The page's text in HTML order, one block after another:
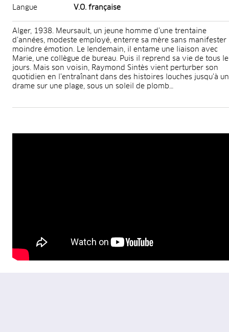
Langue V.O. française
Alger, 1938. Meursault, un jeune homme d’une trentaine
d’années, modeste employé, enterre sa mère sans manifester
moindre émotion. Le lendemain, il entame une liaison avec
Marie, une collègue de bureau. Puis il reprend sa vie de tous
jours. Mais son voisin, Raymond Sintès vient perturber son
quotidien en l’entraînant dans des histoires louches jusqu’à un
drame sur une plage, sous un soleil de plomb…